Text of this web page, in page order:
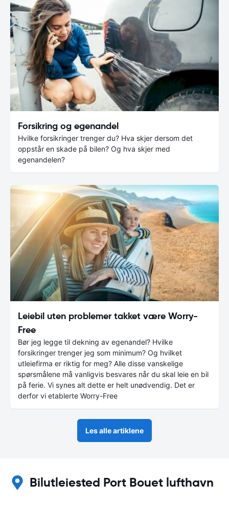
Forsikring og egenandel
Hvilke forsikringer trenger du? Hva skjer dersom det
oppstår en skade på bilen? Og hva skjer med
egenandelen?
Leiebil uten problemer takket være Worry-
Free
Bør jeg legge til dekning av egenandel? Hvilke
forsikringer trenger jeg som minimum? Og hvilket
utleiefirma er riktig for meg? Alle disse vanskelige
spørsmålene må vanligvis besvares når du skal leie en bil
på ferie. Vi synes alt dette er helt unødvendig. Det er
derfor vi etablerte Worry-Free
Les alle artiklene
Bilutleiested Port Bouet lufthavn